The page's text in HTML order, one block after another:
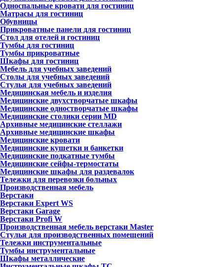
Односпальные кровати для гостиниц
Матрасы для гостиниц
Обувницы
Прикроватные панели для гостиниц
Стол для отелей и гостиниц
Тумбы для гостиниц
Тумбы прикроватные
Шкафы для гостиниц
Мебель для учебных заведений
Столы для учебных заведений
Стулья для учебных заведений
Медицинская мебель и изделия
Медицинские двухстворчатые шкафы
Медицинские одностворчатые шкафы
Медицинские столики серии MD
Архивные медицинские стеллажи
Архивные медицинские шкафы
Медицинские кровати
Медицинские кушетки и банкетки
Медицинские подкатные тумбы
Медицинские сейфы-термостаты
Медицинские шкафы для раздевалок
Тележки для перевозки больных
Производственная мебель
Верстаки
Верстаки Expert WS
Верстаки Garage
Верстаки Profi W
Производственная мебель верстаки Master
Стулья для производственных помещений
Тележки инструментальные
Тумбы инструментальные
Шкафы металлические